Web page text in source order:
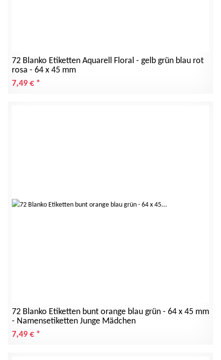
72 Blanko Etiketten Aquarell Floral - gelb grün blau rot
rosa - 64 x 45 mm
7,49 € *
72 Blanko Etiketten bunt orange blau grün - 64 x 45 mm
- Namensetiketten Junge Mädchen
7,49 € *